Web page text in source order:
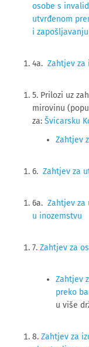
osobe s
utvrđenom
i
4a. Zahtjev
5. Prilozi uz
mirovinu
za: Švicarsku
Zahtjev
6. Zahtjev za
6a. Zahtjev za
u inozemstvu
7. Zahtjev za
Zahtjev
preko
u više
8. Zahtjev za